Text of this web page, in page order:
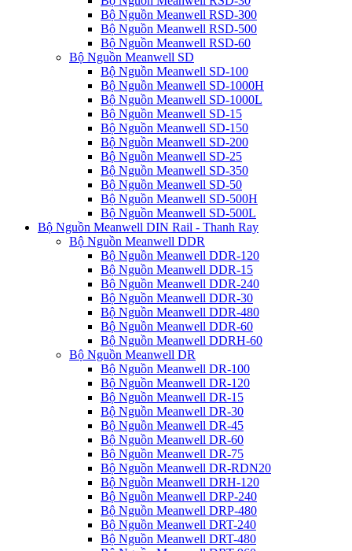
Bộ Nguồn Meanwell RSD-300
Bộ Nguồn Meanwell RSD-500
Bộ Nguồn Meanwell RSD-60
Bộ Nguồn Meanwell SD
Bộ Nguồn Meanwell SD-100
Bộ Nguồn Meanwell SD-1000H
Bộ Nguồn Meanwell SD-1000L
Bộ Nguồn Meanwell SD-15
Bộ Nguồn Meanwell SD-150
Bộ Nguồn Meanwell SD-200
Bộ Nguồn Meanwell SD-25
Bộ Nguồn Meanwell SD-350
Bộ Nguồn Meanwell SD-50
Bộ Nguồn Meanwell SD-500H
Bộ Nguồn Meanwell SD-500L
Bộ Nguồn Meanwell DIN Rail - Thanh Ray
Bộ Nguồn Meanwell DDR
Bộ Nguồn Meanwell DDR-120
Bộ Nguồn Meanwell DDR-15
Bộ Nguồn Meanwell DDR-240
Bộ Nguồn Meanwell DDR-30
Bộ Nguồn Meanwell DDR-480
Bộ Nguồn Meanwell DDR-60
Bộ Nguồn Meanwell DDRH-60
Bộ Nguồn Meanwell DR
Bộ Nguồn Meanwell DR-100
Bộ Nguồn Meanwell DR-120
Bộ Nguồn Meanwell DR-15
Bộ Nguồn Meanwell DR-30
Bộ Nguồn Meanwell DR-45
Bộ Nguồn Meanwell DR-60
Bộ Nguồn Meanwell DR-75
Bộ Nguồn Meanwell DR-RDN20
Bộ Nguồn Meanwell DRH-120
Bộ Nguồn Meanwell DRP-240
Bộ Nguồn Meanwell DRP-480
Bộ Nguồn Meanwell DRT-240
Bộ Nguồn Meanwell DRT-480